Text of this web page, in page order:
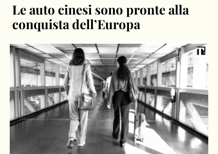
Le auto cinesi sono pronte alla
conquista dell’Europa